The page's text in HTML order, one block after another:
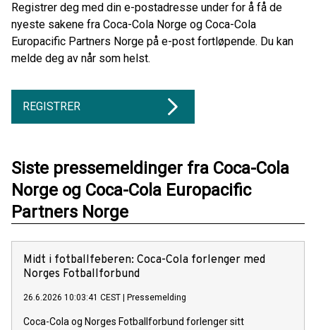
Registrer deg med din e-postadresse under for å få de
nyeste sakene fra Coca-Cola Norge og Coca-Cola
Europacific Partners Norge på e-post fortløpende. Du kan
melde deg av når som helst.
REGISTRER
Siste pressemeldinger fra Coca-Cola
Norge og Coca-Cola Europacific
Partners Norge
Midt i fotballfeberen: Coca-Cola forlenger med
Norges Fotballforbund
26.6.2026 10:03:41 CEST Pressemelding
Coca-Cola og Norges Fotballforbund forlenger sitt